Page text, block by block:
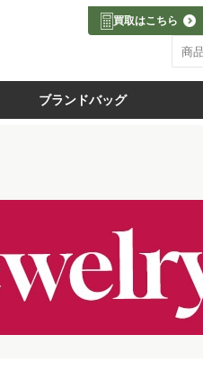
買取はこちら
ブランドバッグ